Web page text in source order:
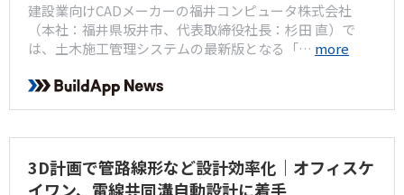
建設業向けCADメーカーの福井コンピュータ株式会社
（本社：福井県坂井市、代表取締役社長：杉田 直）で
は、土木施工管理システムの最新版となる「… more
3D計画で管路線形など設計効率化｜オフィスケ
イワン、電線共同溝自動設計に着手